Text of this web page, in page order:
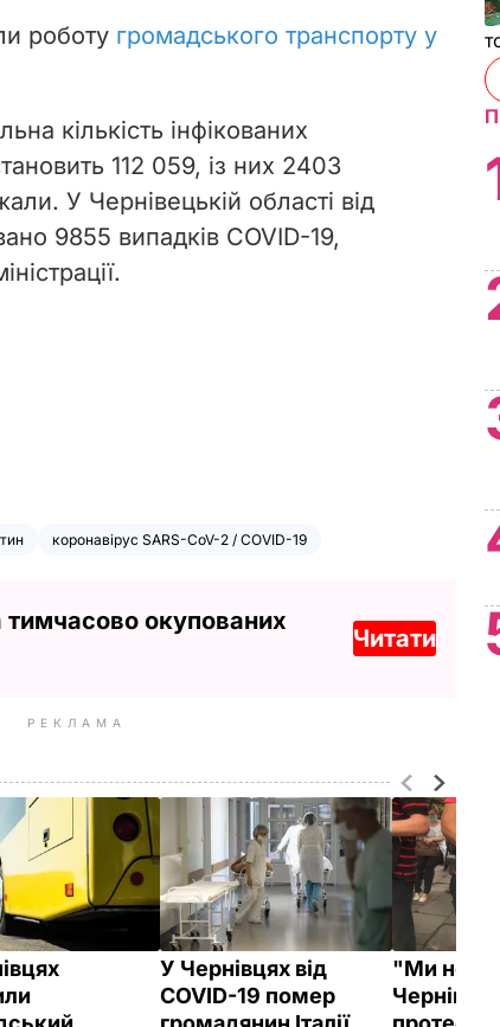
роботу громадського транспорту у
кількість інфікованих
112 059, із них 2403
У Чернівецькій області від
9855 випадків COVID-19,
коронавірус SARS-CoV-2 / COVID-19
окупованих
Читати
РЕКЛАМА
У Чернівцях від
COVID-19 помер
"Ми не
Чернівцях